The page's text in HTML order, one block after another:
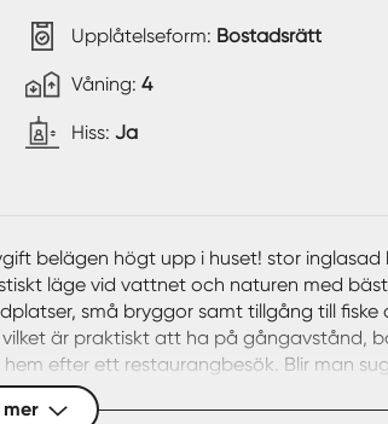
Upplåtelseform: Bostadsrätt
Våning: 4
Hiss: Ja
belägen högt upp i huset! stor inglasad
läge vid vattnet och naturen med
små bryggor samt tillgång till fiske
är praktiskt att ha på gångavstånd,
efter ett restaurangbesök. Blir man
mer